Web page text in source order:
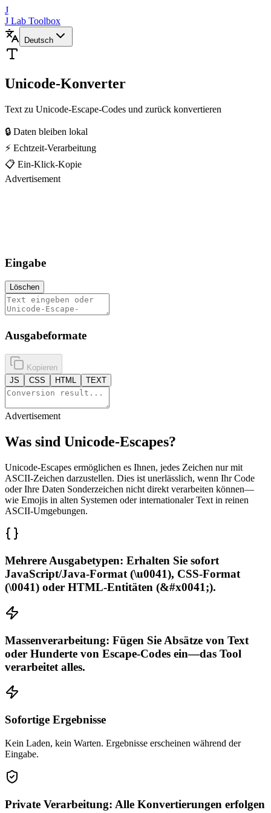
J
J Lab Toolbox
Deutsch
Unicode-Konverter
Text zu Unicode-Escape-Codes und zurück konvertieren
🔒 Daten bleiben lokal
⚡ Echtzeit-Verarbeitung
📋 Ein-Klick-Kopie
Advertisement
Eingabe
Löschen
Ausgabeformate
Kopieren
JS
CSS HTML TEXT
Advertisement
Was sind Unicode-Escapes?
Unicode-Escapes ermöglichen es Ihnen, jedes Zeichen nur mit
ASCII-Zeichen darzustellen. Dies ist unerlässlich, wenn Ihr Code
oder Ihre Daten Sonderzeichen nicht direkt verarbeiten können—
wie Emojis in alten Systemen oder internationaler Text in reinen
ASCII-Umgebungen.
Mehrere Ausgabetypen: Erhalten Sie sofort
JavaScript/Java-Format (\u0041), CSS-Format
(\0041) oder HTML-Entitäten (&#x0041;).
Massenverarbeitung: Fügen Sie Absätze von Text
oder Hunderte von Escape-Codes ein—das Tool
verarbeitet alles.
Sofortige Ergebnisse
Kein Laden, kein Warten. Ergebnisse erscheinen während der
Eingabe.
Private Verarbeitung: Alle Konvertierungen erfolgen